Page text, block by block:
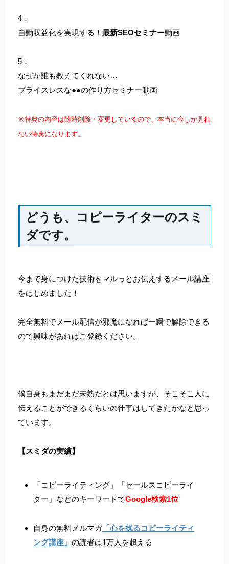
4．
自動収益化を実現する！ 最新SEOセミナー動画
5．
なぜか誰も教えてくれない…
プライスレスな●●の作り方セミナー動画
※特典の内容は随時削除・変更しているので、本当に今しか見れ
ない特典になります。
どうも、コピーライターのスミ
ダです。
今まで身につけた技術をマルっとお伝えするメール講座
をはじめました！
完全無料でメール配信が邪魔になれば一瞬で解除できる
ので興味があればご登録ください。
僕自身もまだまだ未熟だとは思いますが、そこそこ人に
伝えることができるくらいの仕事はしてきたかなと思っ
ています。
【スミダの実績】
「コピーライティング」「セールスコピーライ
ター」などのキーワードでGoogle検索1位
自身の無料メルマガ「心を操るコピーライティ
ング講座」 の読者は1万人を超える